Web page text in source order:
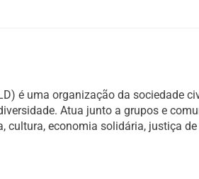
é uma organização da sociedade
Atua junto a grupos e
cultura, economia solidária, justiça